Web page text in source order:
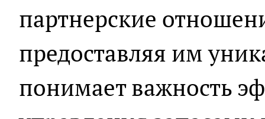
партнерские
предоставляя им
понимает важность